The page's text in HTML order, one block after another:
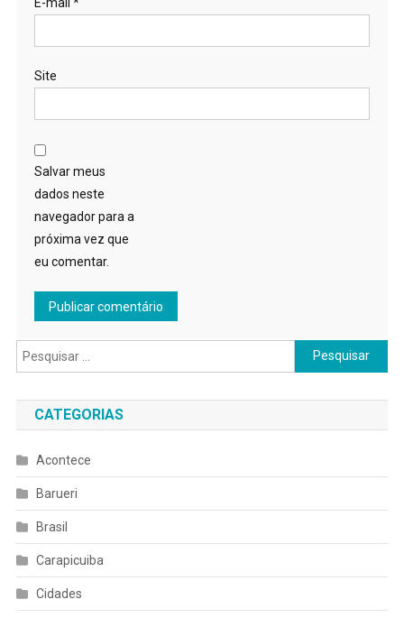
Site
Salvar meus
dados neste
navegador para a
próxima vez que
eu comentar.
Pesquisar
por:
CATEGORIAS
Acontece
Barueri
Brasil
Carapicuiba
Cidades